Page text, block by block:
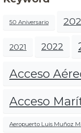
50 Aniversario
2021 2022
Acceso
Acceso
Aeropuerto Luis Muñoz